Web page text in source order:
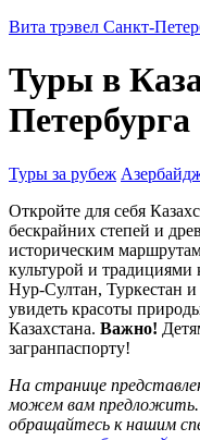
Вита трэвел Санкт-
Туры в
Петербурга
Туры за рубеж
Откройте для себя
бескрайних степей и
историческим
культурой и традициями
Нур-Султан, Туркестан
увидеть красоты
Казахстана. Важно!
загранпаспорту!
На странице
можем вам предложить.
обращайтесь к нашим